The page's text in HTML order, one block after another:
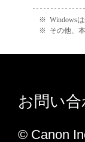
２．所
３．保
「許諾
※ Windows
※ その他、
お問い
© Canon